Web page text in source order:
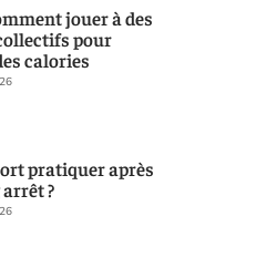
jouer à des
pour
calories
pratiquer après
?